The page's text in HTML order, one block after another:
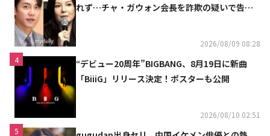
れず…チャ・ガウォン会長を詐欺の疑いで告訴
2026/08/09 08:28
4
“デビュー20周年”BIGBANG、8月19日に新曲
「BiiiG」リリース決定！ポスターも公開
2026/08/10 02:51
5